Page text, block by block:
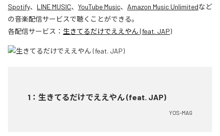
Spotify、 LINE MUSIC、 YouTube Music、 Amazon Music Unlimitedなど
の音楽配信サービスで聴くことができる。
各配信サービス： 生きてるだけでええやん (feat. JAP)
1 ： 生きてるだけでええやん (feat. JAP)
YOS-MAG